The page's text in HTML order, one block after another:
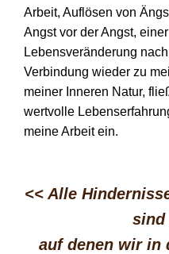
Arbeit, Auflösen von
Angst vor der Angst,
Lebensveränderung
Verbindung wieder zu
meiner Inneren Natur,
wertvolle
meine Arbeit ein.
<< Alle
sind
auf denen wir in